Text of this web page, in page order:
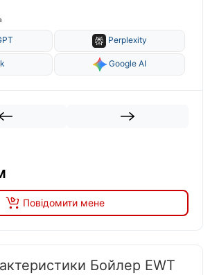
Perplexity
Google AI
Повідомити мене
Бойлер EWT